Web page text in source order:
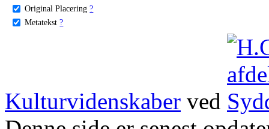
Original Placering ?
Metatekst ?
Kulturvidenskaber ved